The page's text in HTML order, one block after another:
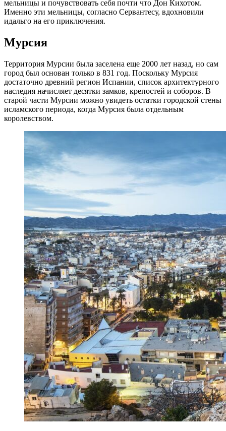
мельницы и почувствовать себя почти что Дон Кихотом.
Именно эти мельницы, согласно Сервантесу, вдохновили
идальго на его приключения.
Мурсия
Территория Мурсии была заселена еще 2000 лет назад, но сам
город был основан только в 831 год. Поскольку Мурсия
достаточно древний регион Испании, список архитектурного
наследия начисляет десятки замков, крепостей и соборов. В
старой части Мурсии можно увидеть остатки городской стены
исламского периода, когда Мурсия была отдельным
королевством.